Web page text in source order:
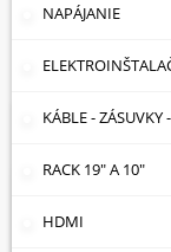
NAPÁJANIE
KÁBLE - ZÁSUVKY
RACK 19" A 10"
HDMI
Cena: vzostupne
KANÁLOV